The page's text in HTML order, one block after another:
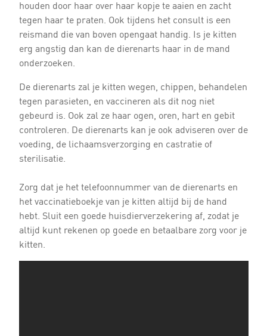
houden door haar over haar kopje te aaien en zacht
tegen haar te praten. Ook tijdens het consult is een
reismand die van boven opengaat handig. Is je kitten
erg angstig dan kan de dierenarts haar in de mand
onderzoeken.
De dierenarts zal je kitten wegen, chippen, behandelen
tegen parasieten, en vaccineren als dit nog niet
gebeurd is. Ook zal ze haar ogen, oren, hart en gebit
controleren. De dierenarts kan je ook adviseren over de
voeding, de lichaamsverzorging en castratie of
sterilisatie.
Zorg dat je het telefoonnummer van de dierenarts en
het vaccinatieboekje van je kitten altijd bij de hand
hebt. Sluit een goede huisdierverzekering af, zodat je
altijd kunt rekenen op goede en betaalbare zorg voor je
kitten.